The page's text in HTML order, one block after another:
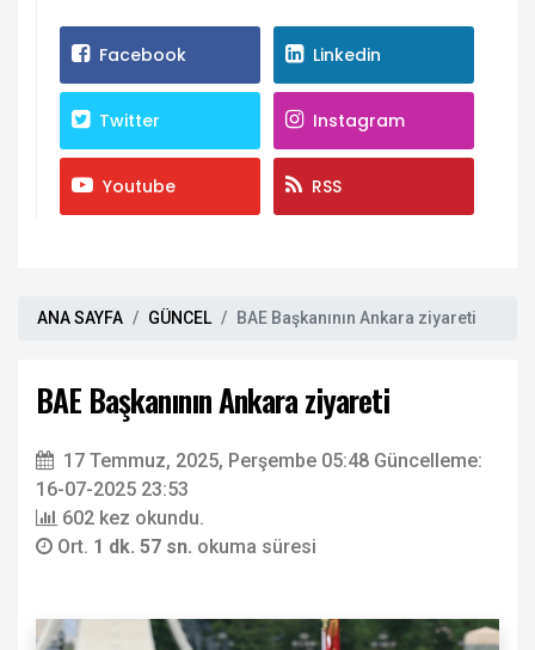
Facebook Linkedin
Twitter Instagram
Youtube RSS
ANA SAYFA GÜNCEL BAE Başkanının Ankara ziyareti
BAE Başkanının Ankara ziyareti
17 Temmuz, 2025, Perşembe 05:48 Güncelleme:
16-07-2025 23:53
602 kez okundu.
Ort. 1 dk. 57 sn. okuma süresi